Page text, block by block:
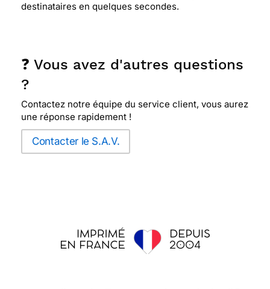
destinataires en quelques secondes.
❓ Vous avez d'autres questions
?
Contactez notre équipe du service client, vous aurez
une réponse rapidement !
Contacter le S.A.V.